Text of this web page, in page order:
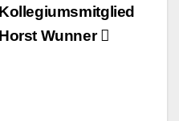
Kollegiumsmitglied
Horst Wunner